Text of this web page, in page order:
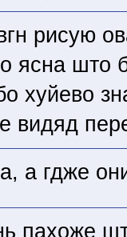
рисую
ясна што
хуйево
видяд
а гдже
пахоже